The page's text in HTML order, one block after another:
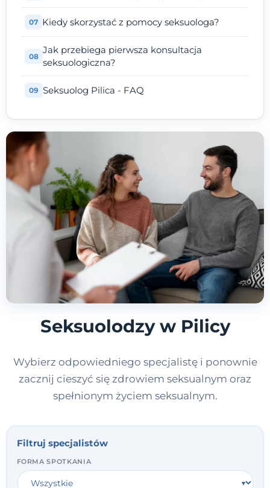
Kiedy skorzystać z pomocy seksuologa?
Jak przebiega pierwsza konsultacja
seksuologiczna?
Seksuolog Pilica - FAQ
Seksuolodzy w Pilicy
Wybierz odpowiedniego specjalistę i ponownie
zacznij cieszyć się zdrowiem seksualnym oraz
spełnionym życiem seksualnym.
Filtruj specjalistów
FORMA SPOTKANIA